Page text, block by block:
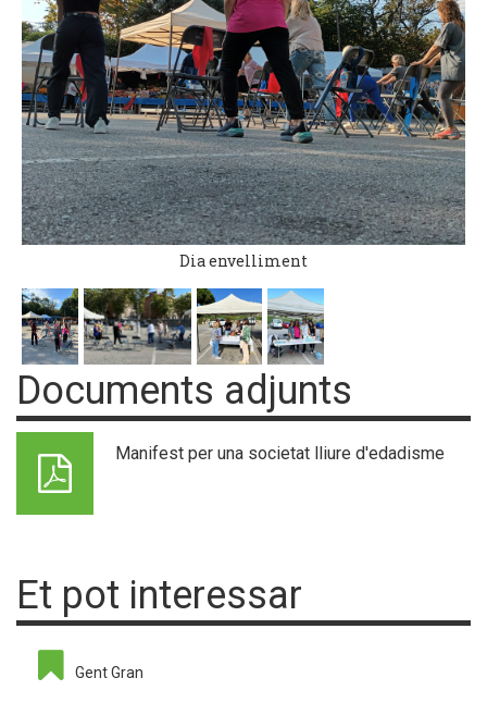
Dia envelliment
Documents adjunts
Manifest per una societat lliure d'edadisme
Et pot interessar
Gent Gran